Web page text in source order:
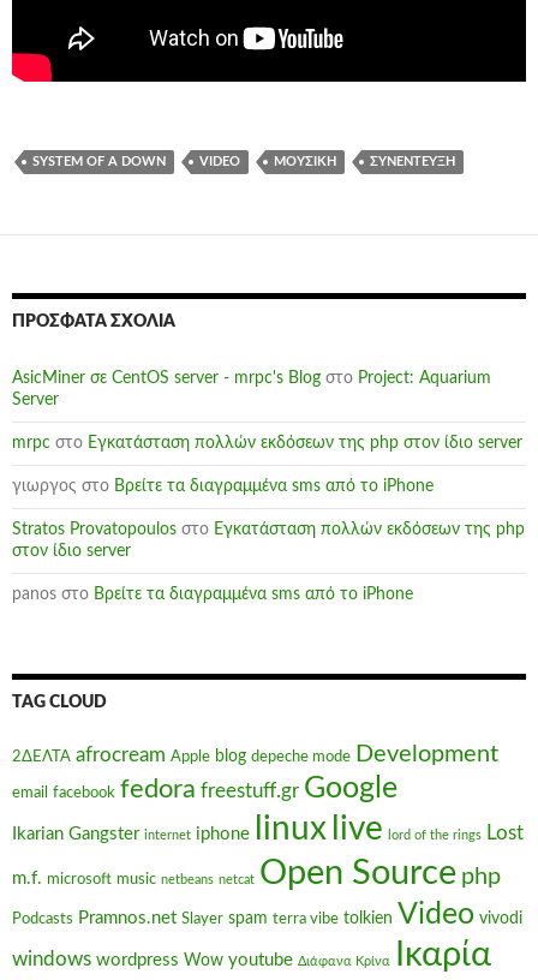
SYSTEM OF A DOWN VIDEO ΜΟΥΣΙΚΉ ΣΥΝΈΝΤΕΥΞΗ
ΠΡΌΣΦΑΤΑ ΣΧΌΛΙΑ
AsicMiner σε CentOS server - mrpc's Blog στο Project: Aquarium
Server
mrpc στο Εγκατάσταση πολλών εκδόσεων της php στον ίδιο server
γιωργος στο Βρείτε τα διαγραμμένα sms από το iPhone
Stratos Provatopoulos στο Εγκατάσταση πολλών εκδόσεων της php
στον ίδιο server
panos στο Βρείτε τα διαγραμμένα sms από το iPhone
TAG CLOUD
2ΔΕΛΤΑ afrocream Apple blog depeche mode Development
email facebook fedora freestuff.gr Google
Ikarian Gangster internet iphone linux live lord of the rings Lost
m.f. microsoft music netbeans netcat Open Source php
Podcasts Pramnos.net Slayer spam terra vibe tolkien Video vivodi
windows wordpress Wow youtube Διάφανα Κρίνα Ικαρία